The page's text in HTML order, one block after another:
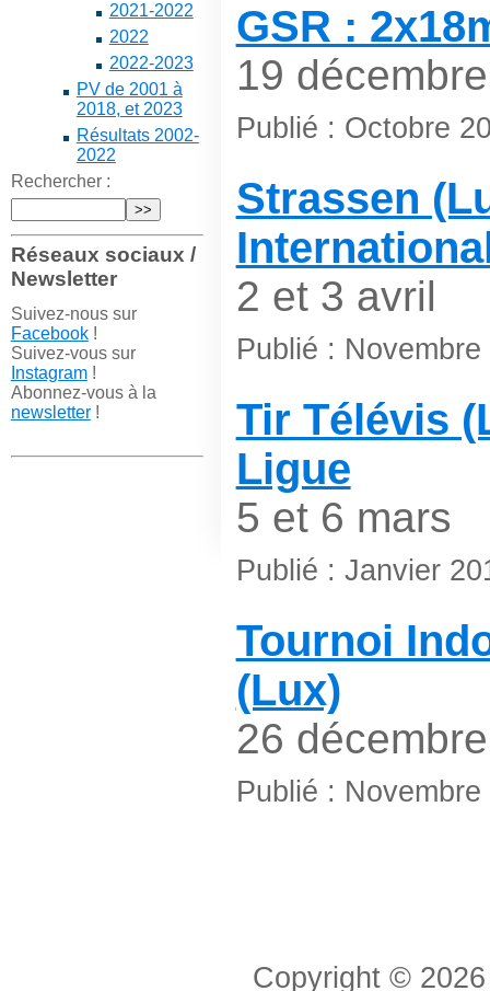
2021-2022
2022
2022-2023
PV de 2001 à
2018, et 2023
Résultats 2002-
2022
Rechercher :
Réseaux sociaux /
Newsletter
Suivez-nous sur
Facebook!
Suivez-vous sur
Instagram!
Abonnez-vous à la
newsletter!
GSR :
19 décembre
Publié : Octobre
Strassen
2 et 3 avril
Publié : Novembre
Tir Télévis
Ligue
5 et 6 mars
Publié : Janvier
Tournoi
(Lux)
26 décembre
Publié : Novembre
Copyright ©